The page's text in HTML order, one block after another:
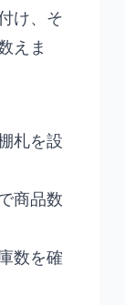
け、そ
えま
札を設
商品数
数を確